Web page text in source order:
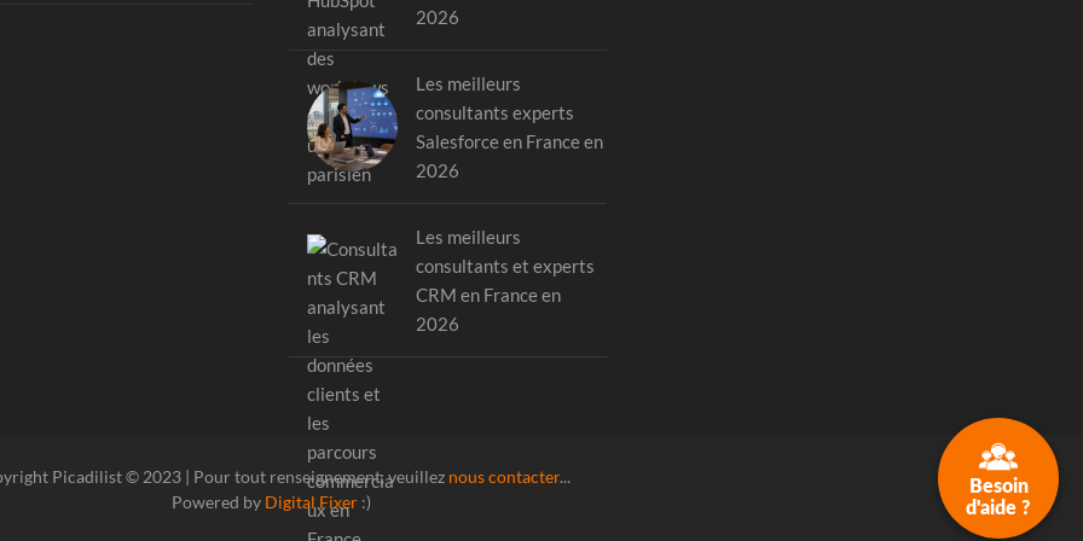
2026
Les meilleurs
consultants experts
Salesforce en France en
2026
Les meilleurs
consultants et experts
CRM en France en
2026
Besoin
d'aide ?
Picadilist © 2023 | Pour tout renseignement, veuillez nous contacter...
Powered by Digital Fixer:)